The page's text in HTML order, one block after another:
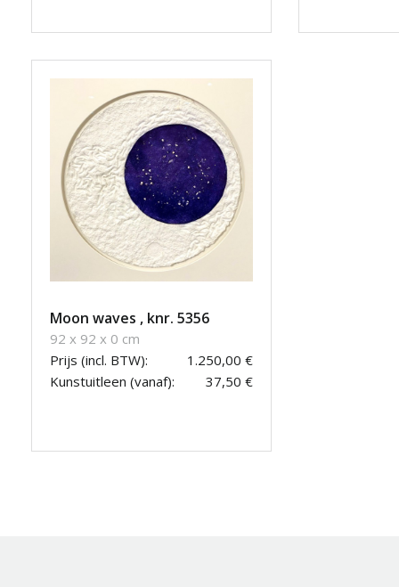
Moon waves , knr. 5356
92 x 92 x 0 cm
Prijs (incl. BTW):
1.250,00 €
Kunstuitleen (vanaf):
37,50 €